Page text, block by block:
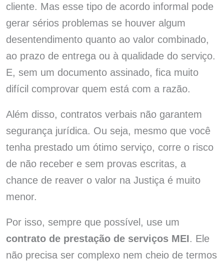
cliente. Mas esse tipo de acordo informal pode
gerar sérios problemas se houver algum
desentendimento quanto ao valor combinado,
ao prazo de entrega ou à qualidade do serviço.
E, sem um documento assinado, fica muito
difícil comprovar quem está com a razão.
Além disso, contratos verbais não garantem
segurança jurídica. Ou seja, mesmo que você
tenha prestado um ótimo serviço, corre o risco
de não receber e sem provas escritas, a
chance de reaver o valor na Justiça é muito
menor.
Por isso, sempre que possível, use um
contrato de prestação de serviços MEI. Ele
não precisa ser complexo nem cheio de termos